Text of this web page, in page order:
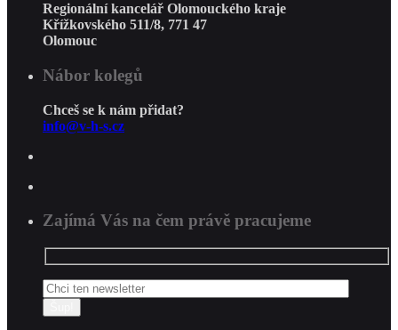
Regionální kancelář Olomouckého kraje
Křížkovského 511/8, 771 47
Olomouc
Nábor kolegů
Chceš se k nám přidat?
info@v-h-s.cz
Zajímá Vás na čem právě pracujeme